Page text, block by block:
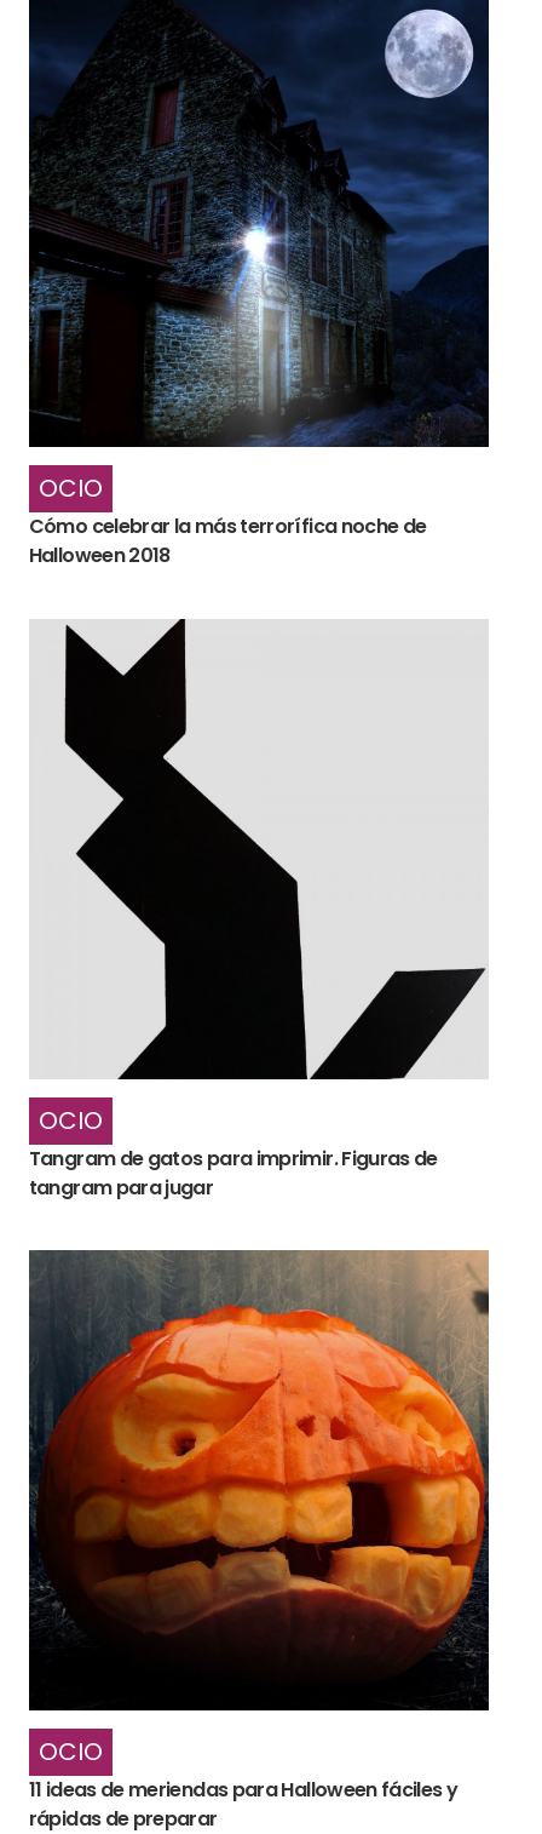
OCIO
Cómo celebrar la más terrorífica noche de
Halloween 2018
OCIO
Tangram de gatos para imprimir. Figuras de
tangram para jugar
OCIO
11 ideas de meriendas para Halloween fáciles y
rápidas de preparar